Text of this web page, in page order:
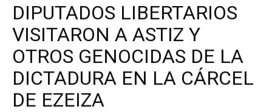
DIPUTADOS LIBERTARIOS
VISITARON A ASTIZ Y
OTROS GENOCIDAS DE LA
DICTADURA EN LA CÁRCEL
DE EZEIZA